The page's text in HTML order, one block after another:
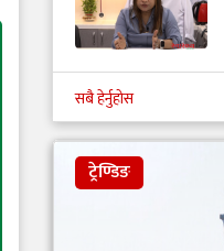
सबै हेर्नुहोस
ट्रेण्डिङ